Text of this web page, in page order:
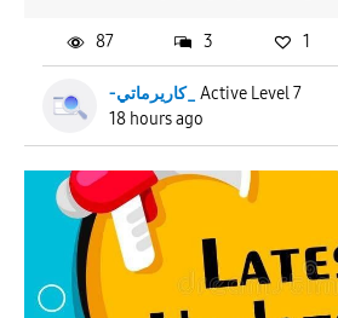
-كاريرماتي_ Active Level 7
18 hours ago
87 3 1